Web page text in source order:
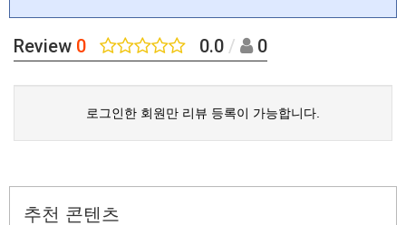
Review 0 0.0 / 0
로그인한 회원만 리뷰 등록이 가능합니다.
추천 콘텐츠